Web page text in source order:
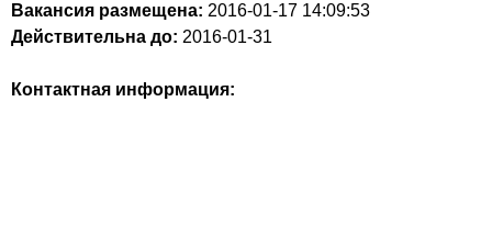
Вакансия размещена: 2016-01-17 14:09:53
Действительна до: 2016-01-31
Контактная информация: